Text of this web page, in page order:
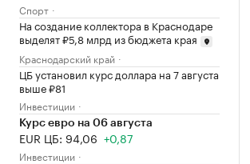
Спорт
На создание коллектора в Краснодаре
выделят ₽5,8 млрд из бюджета края
Краснодарский край
ЦБ установил курс доллара на 7 августа
выше ₽81
Инвестиции
Курс евро на 06 августа
EUR ЦБ: 94,06 +0,87
Инвестиции